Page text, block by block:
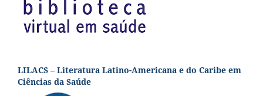
LILACS – Literatura Latino-Americana e do Caribe em
Ciências da Saúde